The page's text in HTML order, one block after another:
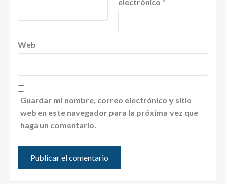
electrónico *
Web
Guardar mi nombre, correo electrónico y sitio
web en este navegador para la próxima vez que
haga un comentario.